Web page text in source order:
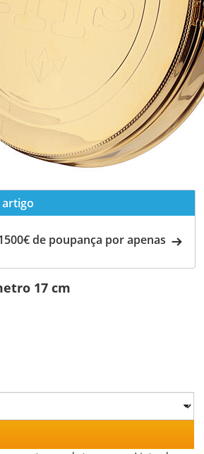
de poupança por apenas
17 cm